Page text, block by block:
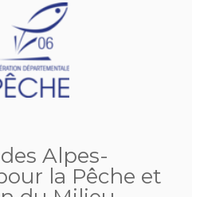
Alpes-
la Pêche et